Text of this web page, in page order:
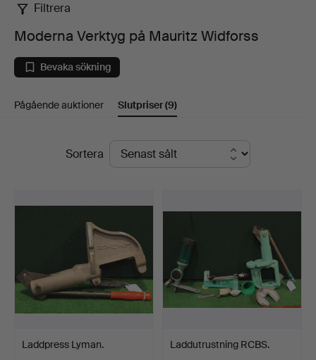
Moderna
Verktyg
på
Mauritz
Widforss
Filtrera
Moderna Verktyg på Mauritz Widforss
Bevaka sökning
Pågående auktioner Slutpriser(9)
SlutpriserSortera
Laddpress Lyman. Laddutrustning RCBS.